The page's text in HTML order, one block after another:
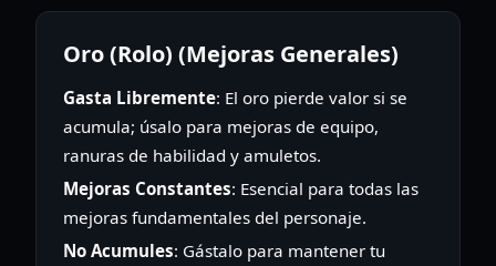
Oro (Rolo) (Mejoras Generales)
Gasta Libremente: El oro pierde valor si se
acumula; úsalo para mejoras de equipo,
ranuras de habilidad y amuletos.
Mejoras Constantes: Esencial para todas las
mejoras fundamentales del personaje.
No Acumules: Gástalo para mantener tu